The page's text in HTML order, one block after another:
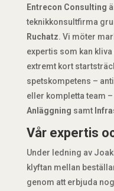
Entrecon Consulting
teknikkonsultfirma
Ruchatz. Vi möter
expertis som kan
extremt kort
spetskompetens –
eller kompletta team
Anläggning samt
Vår expertis
Under ledning av
klyftan mellan
genom att erbjuda